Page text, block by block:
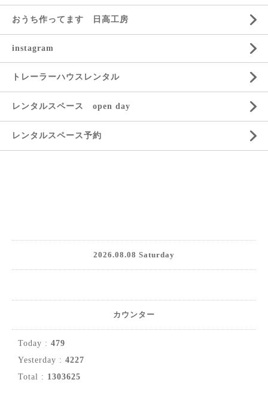
おうち作ってます 日高工房
instagram
トレーラーハウスレンタル
レンタルスペース open day
レンタルスペース予約
2026.08.08 Saturday
カウンター
Today : 479
Yesterday : 4227
Total : 1303625